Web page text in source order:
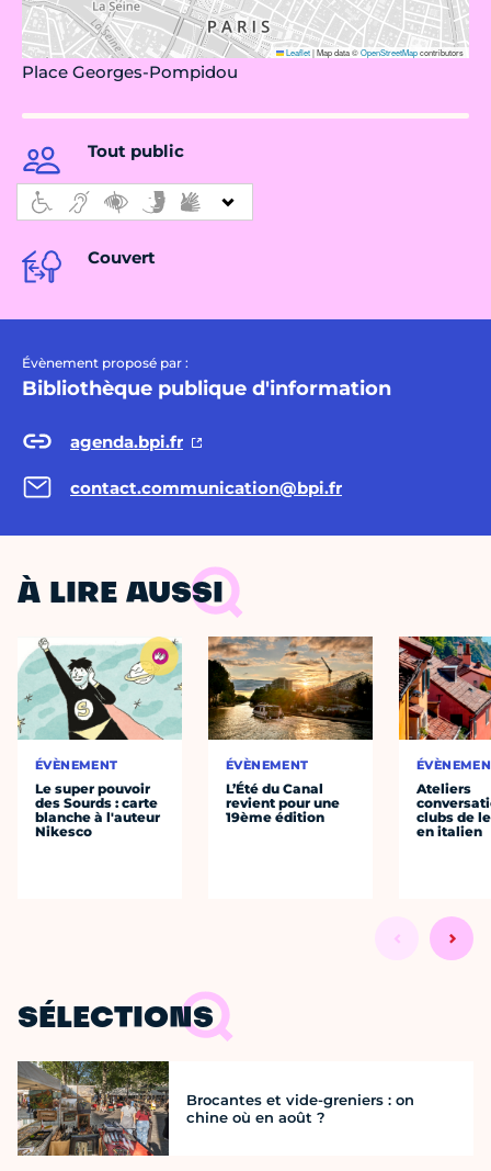
Leaflet|Map data ©OpenStreetMapcontributors
Place Georges-Pompidou
Tout public
Couvert
Évènement proposé par :
Bibliothèque publique d'information
agenda.bpi.fr
contact.communication@bpi.fr
À LIRE AUSSI
ÉVÈNEMENT
Le super pouvoir
des Sourds : carte
blanche à l'auteur
Nikesco
ÉVÈNEMENT
L’Été du Canal
revient pour une
19ème édition
Ateliers
clubs de
en italien
SÉLECTIONS
Brocantes et vide-greniers : on
chine où en août ?